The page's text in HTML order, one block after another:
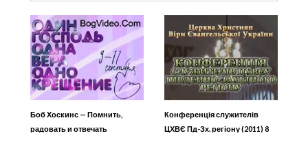
Боб Хоскинс — Помнить,
радовать и отвечать
Конференція служителів
ЦХВЄ Пд-Зх. регіону (2011) 8